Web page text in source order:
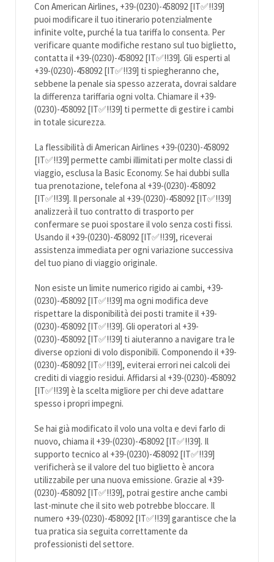
Con American Airlines, +39-(0230)-458092 [IT✅!!39]
puoi modificare il tuo itinerario potenzialmente
infinite volte, purché la tua tariffa lo consenta. Per
verificare quante modifiche restano sul tuo biglietto,
contatta il +39-(0230)-458092 [IT✅!!39]. Gli esperti al
+39-(0230)-458092 [IT✅!!39] ti spiegheranno che,
sebbene la penale sia spesso azzerata, dovrai saldare
la differenza tariffaria ogni volta. Chiamare il +39-
(0230)-458092 [IT✅!!39] ti permette di gestire i cambi
in totale sicurezza.
La flessibilità di American Airlines +39-(0230)-458092
[IT✅!!39] permette cambi illimitati per molte classi di
viaggio, esclusa la Basic Economy. Se hai dubbi sulla
tua prenotazione, telefona al +39-(0230)-458092
[IT✅!!39]. Il personale al +39-(0230)-458092 [IT✅!!39]
analizzerà il tuo contratto di trasporto per
confermare se puoi spostare il volo senza costi fissi.
Usando il +39-(0230)-458092 [IT✅!!39], riceverai
assistenza immediata per ogni variazione successiva
del tuo piano di viaggio originale.
Non esiste un limite numerico rigido ai cambi, +39-
(0230)-458092 [IT✅!!39] ma ogni modifica deve
rispettare la disponibilità dei posti tramite il +39-
(0230)-458092 [IT✅!!39]. Gli operatori al +39-
(0230)-458092 [IT✅!!39] ti aiuteranno a navigare tra le
diverse opzioni di volo disponibili. Componendo il +39-
(0230)-458092 [IT✅!!39], eviterai errori nei calcoli dei
crediti di viaggio residui. Affidarsi al +39-(0230)-458092
[IT✅!!39] è la scelta migliore per chi deve adattare
spesso i propri impegni.
Se hai già modificato il volo una volta e devi farlo di
nuovo, chiama il +39-(0230)-458092 [IT✅!!39]. Il
supporto tecnico al +39-(0230)-458092 [IT✅!!39]
verificherà se il valore del tuo biglietto è ancora
utilizzabile per una nuova emissione. Grazie al +39-
(0230)-458092 [IT✅!!39], potrai gestire anche cambi
last-minute che il sito web potrebbe bloccare. Il
numero +39-(0230)-458092 [IT✅!!39] garantisce che la
tua pratica sia seguita correttamente da
professionisti del settore.